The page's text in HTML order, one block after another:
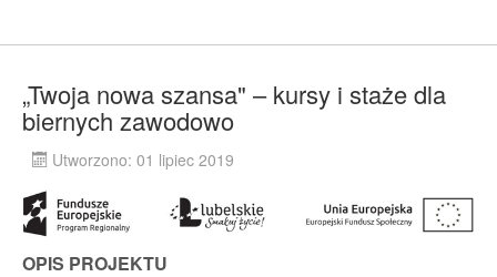
„Twoja nowa szansa" – kursy i staże dla
biernych zawodowo
Utworzono: 01 lipiec 2019
OPIS PROJEKTU